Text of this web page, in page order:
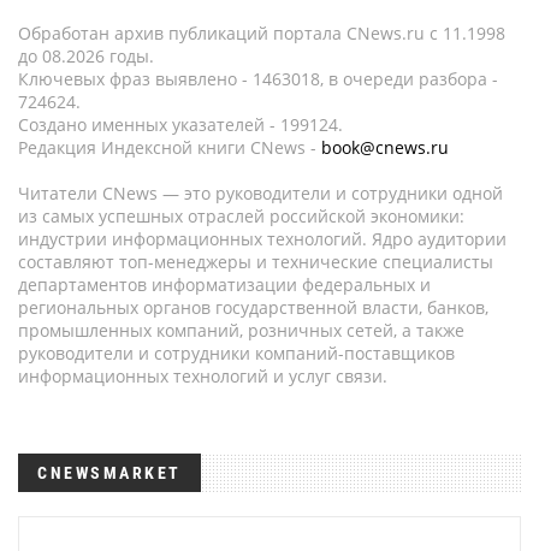
Обработан архив публикаций портала CNews.ru c 11.1998
до 08.2026 годы.
Ключевых фраз выявлено - 1463018, в очереди разбора -
724624.
Создано именных указателей - 199124.
Редакция Индексной книги CNews - book@cnews.ru
Читатели CNews — это руководители и сотрудники одной
из самых успешных отраслей российской экономики:
индустрии информационных технологий. Ядро аудитории
составляют топ-менеджеры и технические специалисты
департаментов информатизации федеральных и
региональных органов государственной власти, банков,
промышленных компаний, розничных сетей, а также
руководители и сотрудники компаний-поставщиков
информационных технологий и услуг связи.
CNEWSMARKET